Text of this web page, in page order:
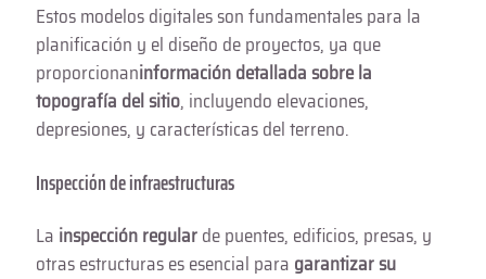
Estos modelos digitales son fundamentales para la
planificación y el diseño de proyectos, ya que
proporcionaninformación detallada sobre la
topografía del sitio, incluyendo elevaciones,
depresiones, y características del terreno.
Inspección de infraestructuras
La inspección regularde puentes, edificios, presas, y
otras estructuras es esencial para garantizar su